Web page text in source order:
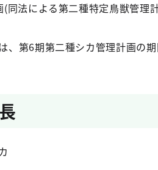
同法による第二種特定鳥獣管理
、第6期第二種シカ管理計画の